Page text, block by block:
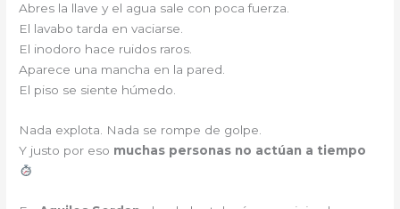
Abres la llave y el agua sale con poca fuerza.
El lavabo tarda en vaciarse.
El inodoro hace ruidos raros.
Aparece una mancha en la pared.
El piso se siente húmedo.
Nada explota. Nada se rompe de golpe.
Y justo por eso muchas personas no actúan a tiempo